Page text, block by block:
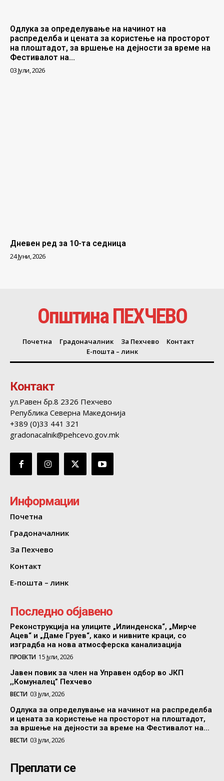
Одлука за определување на начинот на
распределба и цената за користење на просторот
на плоштадот, за вршење на дејности за време на
Фестивалот на...
03 Јули, 2026
Дневен ред за 10-та седница
24 Јуни, 2026
Општина ПЕХЧЕВО
Почетна Градоначалник За Пехчево
Контакт
Е-пошта – линк
Контакт
ул.Равен бр.8 2326 Пехчево
Република Северна Македонија
+389 (0)33 441 321
gradonacalnik@pehcevo.gov.mk
Информации
Почетна
Градоначалник
За Пехчево
Контакт
Е-пошта – линк
Последно објавено
Реконструкција на улиците „Илинденска“, „Мирче
Ацев“ и „Даме Груев“, како и нивните краци, со
изградба на нова атмосферска канализација
ПРОЕКТИ 15 јули, 2026
Јавен повик за член на Управен одбор во ЈКП
,,Комуналец” Пехчево
ВЕСТИ 03 јули, 2026
Одлука за определување на начинот на распределба
и цената за користење на просторот на плоштадот,
за вршење на дејности за време на Фестивалот на...
ВЕСТИ 03 јули, 2026
Преплати се